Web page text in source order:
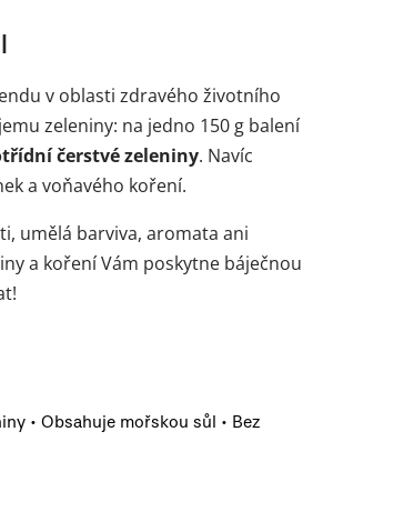
v oblasti zdravého životního
zeleniny: na jedno 150 g balení
čerstvé zeleniny. Navíc
a voňavého koření.
umělá barviva, aromata ani
a koření Vám poskytne báječnou
• Obsahuje mořskou sůl • Bez